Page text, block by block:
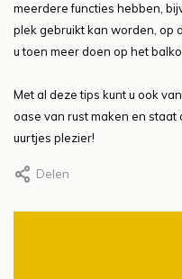
meerdere functies hebben,
plek gebruikt kan worden, op
u toen meer doen op het
Met al deze tips kunt u ook
oase van rust maken en
uurtjes plezier!
Delen